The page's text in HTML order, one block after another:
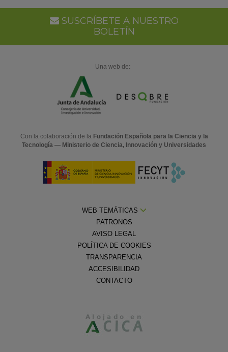
SUSCRÍBETE A NUESTRO
BOLETÍN
Una web de:
Con la colaboración de la Fundación Española para la Ciencia y la
Tecnología — Ministerio de Ciencia, Innovación y Universidades
WEB TEMÁTICAS
PATRONOS
AVISO LEGAL
POLÍTICA DE COOKIES
TRANSPARENCIA
ACCESIBILIDAD
CONTACTO